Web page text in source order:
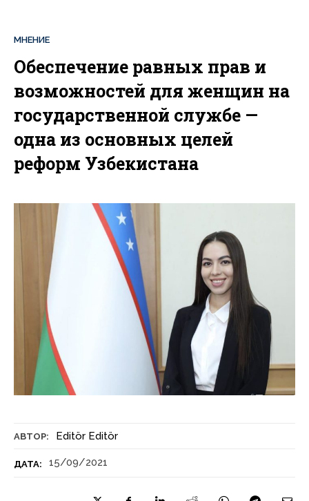
АВТОР: Editör Editör
ДАТА: 15/09/2021
МНЕНИЕ
Обеспечение равных прав и
возможностей для женщин на
государственной службе —
одна из основных целей
реформ Узбекистана